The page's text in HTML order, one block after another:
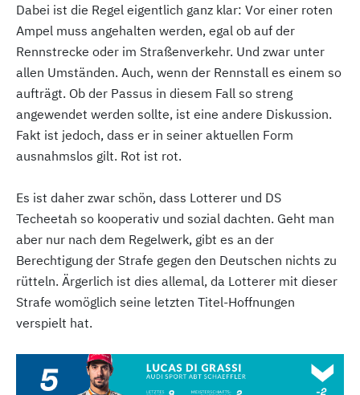
Dabei ist die Regel eigentlich ganz klar: Vor einer roten
Ampel muss angehalten werden, egal ob auf der
Rennstrecke oder im Straßenverkehr. Und zwar unter
allen Umständen. Auch, wenn der Rennstall es einem so
aufträgt. Ob der Passus in diesem Fall so streng
angewendet werden sollte, ist eine andere Diskussion.
Fakt ist jedoch, dass er in seiner aktuellen Form
ausnahmslos gilt. Rot ist rot.
Es ist daher zwar schön, dass Lotterer und DS
Techeetah so kooperativ und sozial dachten. Geht man
aber nur nach dem Regelwerk, gibt es an der
Berechtigung der Strafe gegen den Deutschen nichts zu
rütteln. Ärgerlich ist dies allemal, da Lotterer mit dieser
Strafe womöglich seine letzten Titel-Hoffnungen
verspielt hat.